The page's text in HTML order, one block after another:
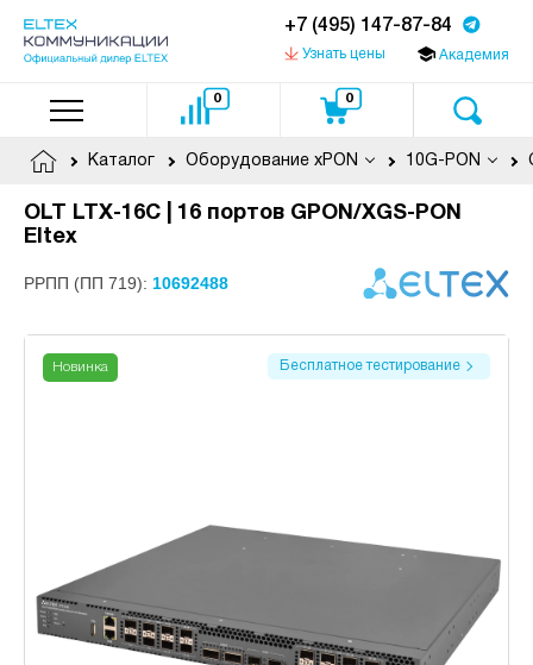
+7 (495) 147-87-84
Узнать цены Академия
0 0
Каталог Оборудование xPON 10G-PON
OLT LTX-16C | 16 портов GPON/XGS-PON
Eltex
РРПП (ПП 719): 10692488
Новинка Бесплатное тестирование